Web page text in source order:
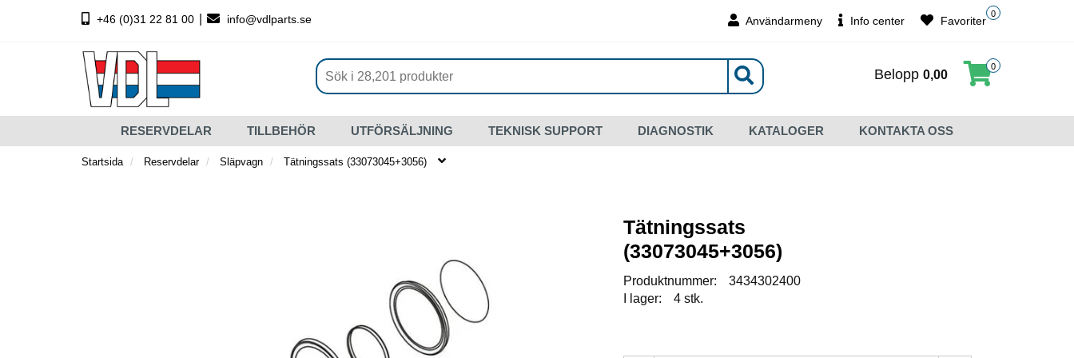
+46 (0)31 22 81 00 info@vdlparts.se Användarmeny Info center
0
Favoriter
Belopp 0,00
0
RESERVDELAR TILLBEHÖR UTFÖRSÄLJNING TEKNISK SUPPORT DIAGNOSTIK KATALOGER KONTAKTA OSS
Startsida Reservdelar Släpvagn Tätningssats (33073045+3056)
Tätningssats
(33073045+3056)
Produktnummer:
3434302400
I lager:
4 stk.